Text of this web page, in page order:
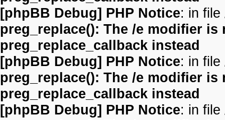
[phpBB Debug] PHP Notice: in file
preg_replace(): The /e modifier
preg_replace_callback instead
[phpBB Debug] PHP Notice: in file
preg_replace(): The /e modifier
preg_replace_callback instead
[phpBB Debug] PHP Notice: in file